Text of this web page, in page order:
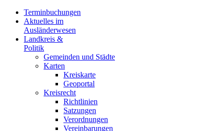
Terminbuchungen
Aktuelles im
Ausländerwesen
Landkreis &
Politik
Gemeinden und Städte
Karten
Kreiskarte
Geoportal
Kreisrecht
Richtlinien
Satzungen
Verordnungen
Vereinbarungen